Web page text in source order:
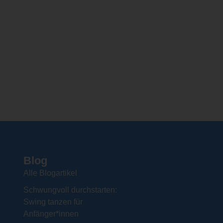
Blog
Alle Blogartikel
Schwungvoll durchstarten:
Swing tanzen für
Anfänger*innen